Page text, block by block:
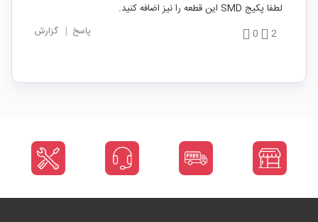
لطفا پکیج SMD این قطعه را نیز اضافه کنید.
2
0 پاسخ | گزارش